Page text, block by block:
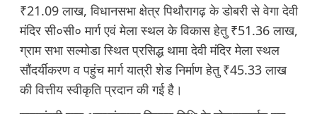
₹21.09 लाख, विधानसभा क्षेत्र पिथौरागढ़ के डोबरी से वेगा देवी
मंदिर सी०सी० मार्ग एवं मेला स्थल के विकास हेतु ₹51.36 लाख,
ग्राम सभा सल्मोडा स्थित प्रसिद्ध थामा देवी मंदिर मेला स्थल
सौंदर्यीकरण व पहुंच मार्ग यात्री शेड निर्माण हेतु ₹45.33 लाख
की वित्तीय स्वीकृति प्रदान की गई है।